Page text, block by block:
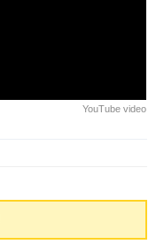
YouTube video